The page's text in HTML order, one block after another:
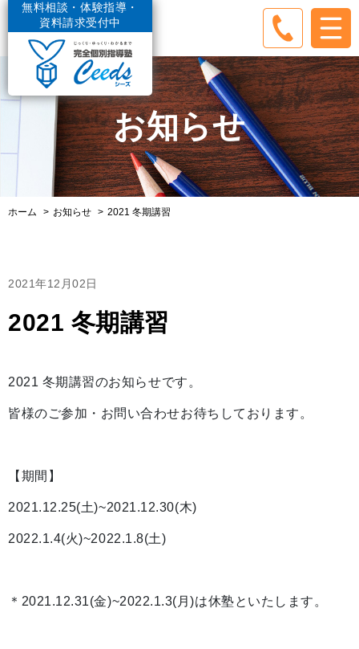
無料相談・体験指導・
資料請求受付中
お知らせ
ホーム お知らせ 2021 冬期講習
2021年12月02日
2021 冬期講習
2021 冬期講習のお知らせです。
皆様のご参加・お問い合わせお待ちしております。
【期間】
2021.12.25(土)~2021.12.30(木)
2022.1.4(火)~2022.1.8(土)
＊2021.12.31(金)~2022.1.3(月)は休塾といたします。